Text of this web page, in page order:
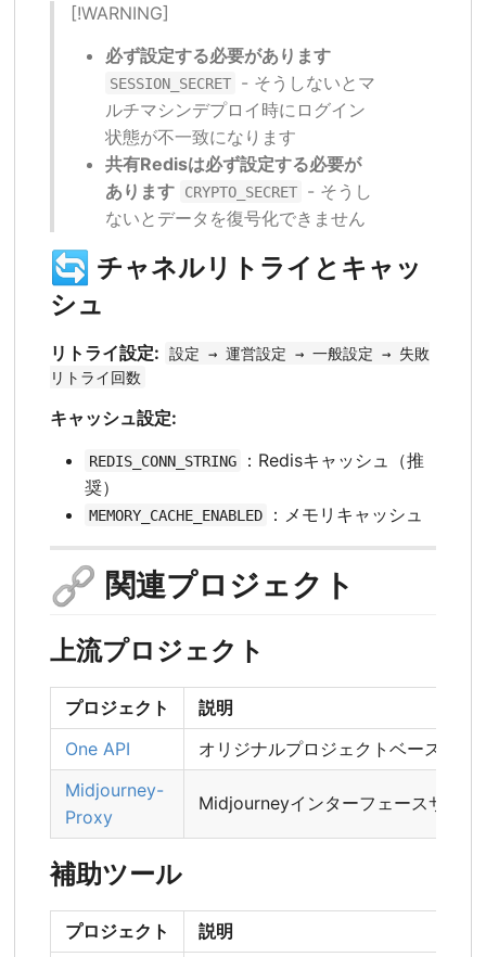
[!WARNING]
必ず設定する必要があります
SESSION_SECRET
- そうしないとマ
ルチマシンデプロイ時にログイン
状態が不一致になります
共有Redisは必ず設定する必要が
あります
CRYPTO_SECRET
- そうし
ないとデータを復号化できません
🔄 チャネルリトライとキャッ
シュ
リトライ設定:
設定 → 運営設定 → 一般設定 → 失敗
リトライ回数
キャッシュ設定:
REDIS_CONN_STRING
：Redisキャッシュ（推
奨）
MEMORY_CACHE_ENABLED ：メモリキャッシュ
🔗 関連プロジェクト
上流プロジェクト
プロジェクト
説明
One API
オリジナルプロジェクトベース
Midjourney-
Proxy
Midjourneyインターフェースサポー
補助ツール
プロジェクト
説明